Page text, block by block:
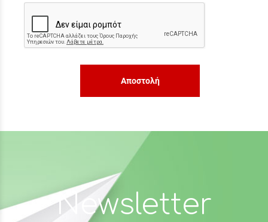
Αποστολή
Newsletter